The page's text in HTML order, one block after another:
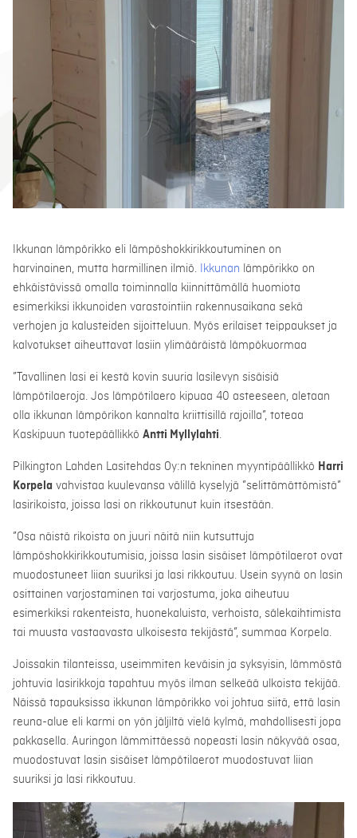
Ikkunan lämpörikko eli lämpöshokkirikkoutuminen on
harvinainen, mutta harmillinen ilmiö.
Ikkunan lämpörikko on
ehkäistävissä omalla toiminnalla kiinnittämällä huomiota
esimerkiksi ikkunoiden varastointiin rakennusaikana sekä
verhojen ja kalusteiden sijoitteluun. Myös erilaiset teippaukset ja
kalvotukset aiheuttavat lasiin ylimääräistä lämpökuormaa
”Tavallinen lasi ei kestä kovin suuria lasilevyn sisäisiä
lämpötilaeroja. Jos lämpötilaero kipuaa 40 asteeseen, aletaan
olla ikkunan lämpörikon kannalta kriittisillä rajoilla”, toteaa
Kaskipuun tuotepäällikkö Antti Myllylahti.
Pilkington Lahden Lasitehdas Oy:n tekninen myyntipäällikkö Harri
Korpela vahvistaa kuulevansa välillä kyselyjä ”selittämättömistä”
lasirikoista, joissa lasi on rikkoutunut kuin itsestään.
”Osa näistä rikoista on juuri näitä niin kutsuttuja
lämpöshokkirikkoutumisia, joissa lasin sisäiset lämpötilaerot ovat
muodostuneet liian suuriksi ja lasi rikkoutuu. Usein syynä on lasin
osittainen varjostaminen tai varjostuma, joka aiheutuu
esimerkiksi rakenteista, huonekaluista, verhoista, sälekaihtimista
tai muusta vastaavasta ulkoisesta tekijästä”, summaa Korpela.
Joissakin tilanteissa, useimmiten keväisin ja syksyisin, lämmöstä
johtuvia lasirikkoja tapahtuu myös ilman selkeää ulkoista tekijää.
Näissä tapauksissa ikkunan lämpörikko voi johtua siitä, että lasin
reuna-alue eli karmi on yön jäljiltä vielä kylmä, mahdollisesti jopa
pakkasella. Auringon lämmittäessä nopeasti lasin näkyvää osaa,
muodostuvat lasin sisäiset lämpötilaerot muodostuvat liian
suuriksi ja lasi rikkoutuu.